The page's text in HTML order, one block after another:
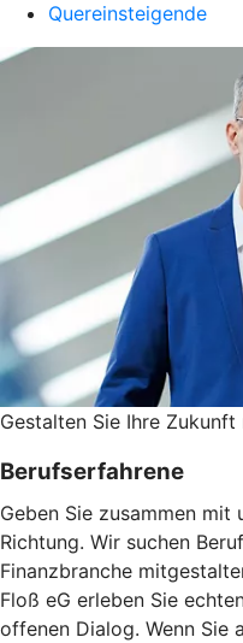
Quereinsteigende
Gestalten Sie ­Ihre Zukunft
Berufserfahrene
Geben Sie zusammen
Richtung. Wir suchen
Finanzbranche
Floß eG erleben Sie
offenen Dialog. Wenn Sie